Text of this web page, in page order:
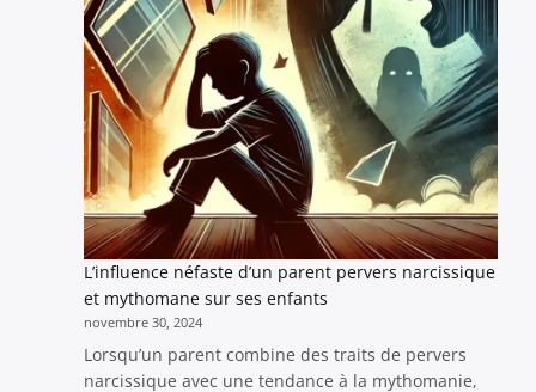
!
Projet
L’influence néfaste d’un parent pervers narcissique
et mythomane sur ses enfants
novembre 30, 2024
Lorsqu’un parent combine des traits de pervers
narcissique avec une tendance à la mythomanie,